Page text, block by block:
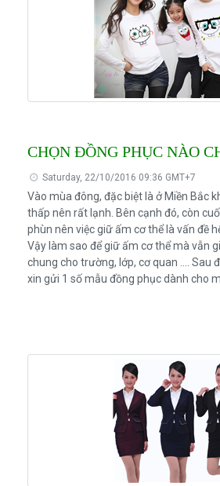
CHỌN ĐỒNG PHỤC NÀO
Saturday, 22/10/2016 09:36 GMT+7
Vào mùa đông, đặc biệt là ở Miền Bắc
thấp nên rất lạnh. Bên cạnh đó, còn
phùn nên việc giữ ấm cơ thể là vấn đề
Vậy làm sao để giữ ấm cơ thể mà vẫn
chung cho trường, lớp, cơ quan .... Sau
xin gửi 1 số mẫu đồng phục dành cho